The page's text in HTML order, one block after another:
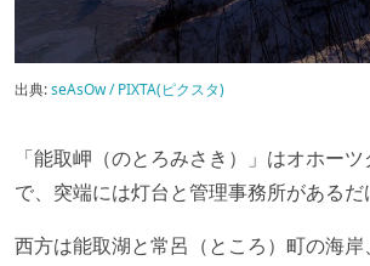
出典:seAsOw / PIXTA(ピクスタ)
「能取岬（のとろみさき）」はオホー
で、突端には灯台と管理事務所があるだ
西方は能取湖と常呂（ところ）町の海